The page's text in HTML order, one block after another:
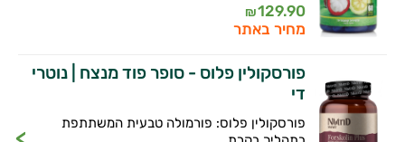
129.90
₪
מחיר באתר
פורסקולין פלוס - סופר פוד מנצח | נוטרי
די
פורסקולין פלוס: פורמולה טבעית המשתתפת